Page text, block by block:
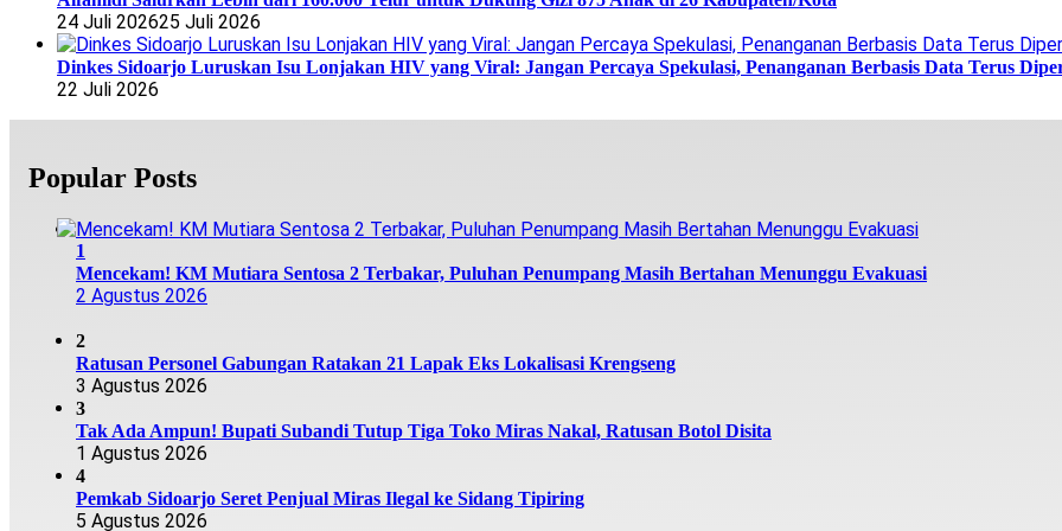
24 Juli 202625 Juli 2026
Dinkes Sidoarjo Luruskan Isu Lonjakan HIV yang Viral: Jangan Percaya Spekulasi, Penanganan Berbasis Data Terus
22 Juli 2026
Popular Posts
1
Mencekam! KM Mutiara Sentosa 2 Terbakar, Puluhan Penumpang Masih Bertahan Menunggu Evakuasi
2 Agustus 2026
2
Ratusan Personel Gabungan Ratakan 21 Lapak Eks Lokalisasi Krengseng
3 Agustus 2026
3
Tak Ada Ampun! Bupati Subandi Tutup Tiga Toko Miras Nakal, Ratusan Botol Disita
1 Agustus 2026
4
Pemkab Sidoarjo Seret Penjual Miras Ilegal ke Sidang Tipiring
5 Agustus 2026